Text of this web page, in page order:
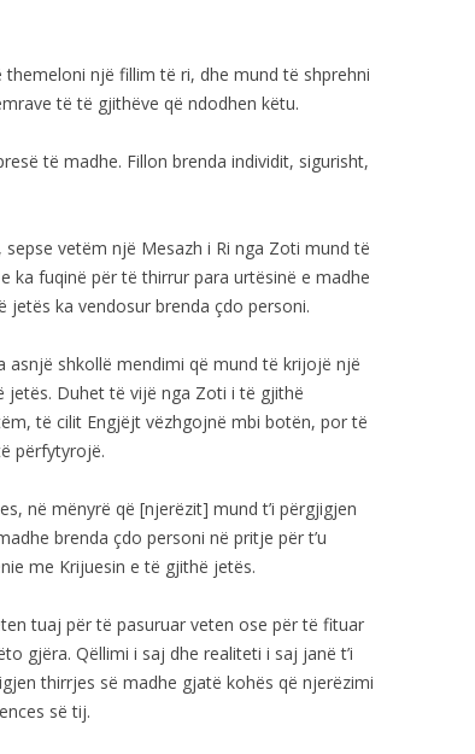
një fillim të ri, dhe mund të shprehni
të të gjithëve që ndodhen këtu.
të madhe. Fillon brenda individit, sigurisht,
vetëm një Mesazh i Ri nga Zoti mund të
ka fuqinë për të thirrur para urtësinë e madhe
jetës ka vendosur brenda çdo personi.
asnjë shkollë mendimi që mund të krijojë një
Duhet të vijë nga Zoti i të gjithë
të cilit Engjëjt vëzhgojnë mbi botën, por të
përfytyrojë.
në mënyrë që [njerëzit] mund t’i përgjigjen
brenda çdo personi në pritje për t’u
me Krijuesin e të gjithë jetës.
tuaj për të pasuruar veten ose për të fituar
gjëra. Qëllimi i saj dhe realiteti i saj janë t’i
thirrjes së madhe gjatë kohës që njerëzimi
së tij.